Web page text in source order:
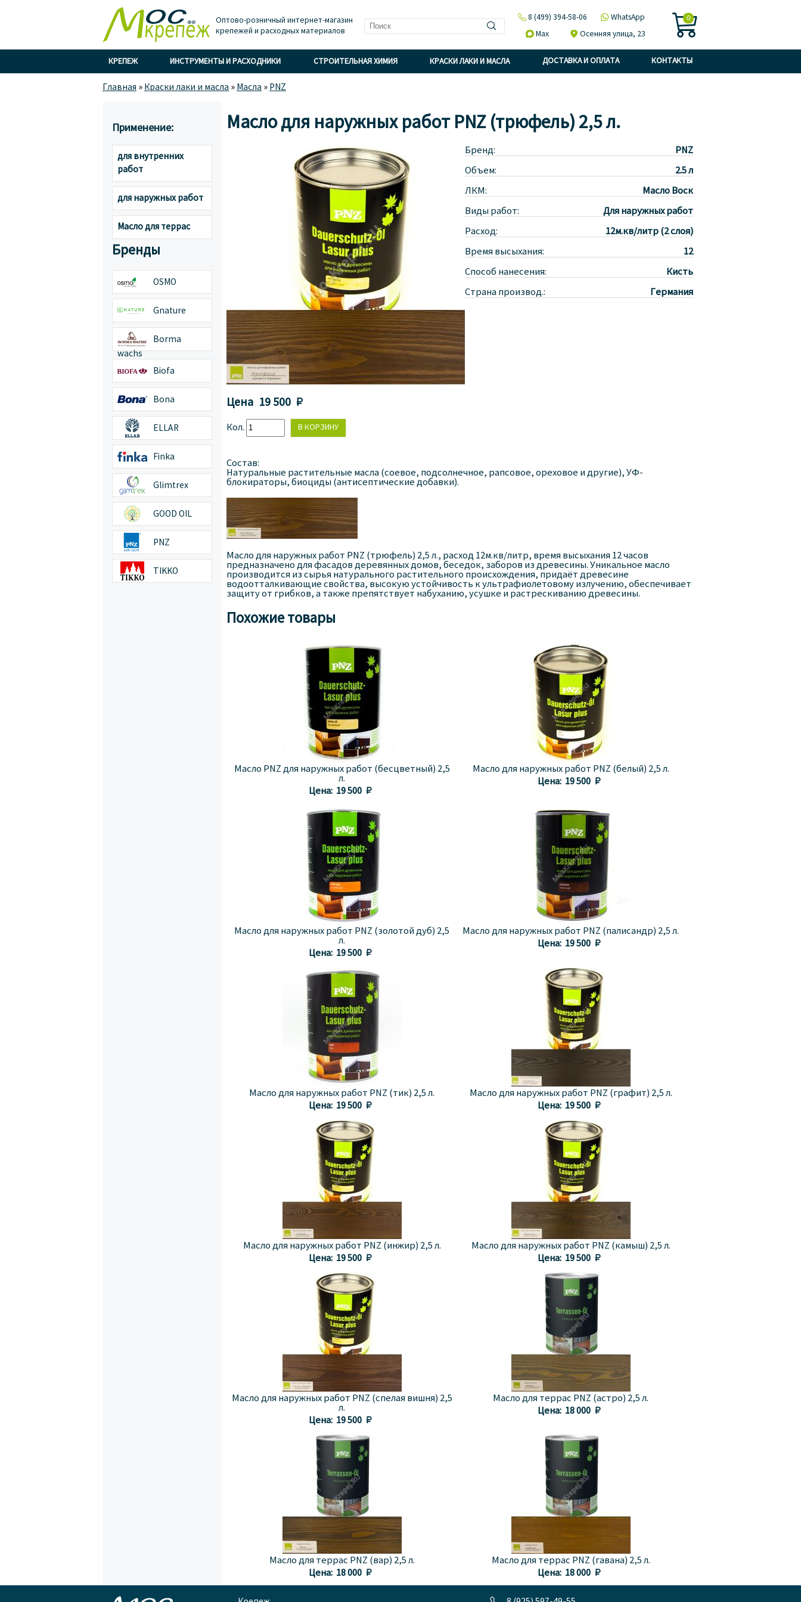
Оптово-розничный интернет-магазин
крепежей и расходных материалов
 8 (499) 394-58-06  WhatsApp
 Max  Осенняя улица, 23 
0
КРЕПЕЖ ИНСТРУМЕНТЫ И РАСХОДНИКИ СТРОИТЕЛЬНАЯ ХИМИЯ КРАСКИ ЛАКИ И МАСЛА ДОСТАВКА И ОПЛАТА КОНТАКТЫ
Главная » Краски лаки и масла » Масла » PNZ
Применение:
для внутренних
работ
для наружных работ
Масло для террас
Бренды
OSMO
Gnature
Borma
wachs
Biofa
Bona
ELLAR
Finka
Glimtrex
GOOD OIL
PNZ
TIKKO
Масло для наружных работ PNZ (трюфель) 2,5 л.
Цена 19 500 
Кол.
Бренд: PNZ
Объем: 2.5 л
ЛКМ: Масло Воск
Виды работ: Для наружных работ
Расход: 12м.кв/литр (2 слоя)
Время высыхания: 12
Способ нанесения: Кисть
Страна производ.: Германия
Состав:
Натуральные растительные масла (соевое, подсолнечное, рапсовое, ореховое и другие), УФ-
блокираторы, биоциды (антисептические добавки).
Масло для наружных работ PNZ (трюфель) 2,5 л., расход 12м.кв/литр, время высыхания 12 часов
предназначено для фасадов деревянных домов, беседок, заборов из древесины. Уникальное масло
производится из сырья натурального растительного происхождения, придаёт древесине
водоотталкивающие свойства, высокую устойчивость к ультрафиолетовому излучению, обеспечивает
защиту от грибков, а также препятствует набуханию, усушке и растрескиванию древесины.
Похожие товары
Масло PNZ для наружных работ (бесцветный) 2,5
л.
Цена: 19 500 
Масло для наружных работ PNZ (белый) 2,5 л.
Цена: 19 500 
Масло для наружных работ PNZ (золотой дуб) 2,5
л.
Цена: 19 500 
Масло для наружных работ PNZ (палисандр) 2,5 л.
Цена: 19 500 
Масло для наружных работ PNZ (тик) 2,5 л.
Цена: 19 500 
Масло для наружных работ PNZ (графит) 2,5 л.
Цена: 19 500 
Масло для наружных работ PNZ (инжир) 2,5 л.
Цена: 19 500 
Масло для наружных работ PNZ (камыш) 2,5 л.
Цена: 19 500 
Масло для наружных работ PNZ (спелая вишня) 2,5
л.
Цена: 19 500 
Масло для террас PNZ (астро) 2,5 л.
Цена: 18 000 
Масло для террас PNZ (вар) 2,5 л.
Цена: 18 000 
Масло для террас PNZ (гавана) 2,5 л.
Цена: 18 000 